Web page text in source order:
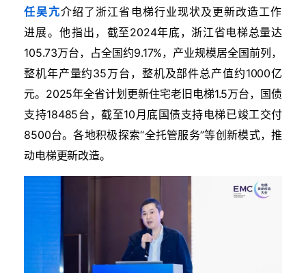
任吴亢介绍了浙江省电梯行业现状及更新改造工作
进展。他指出， 截至2024年底，浙江省电梯总量达
105.73万台，占全国约9.17%，产业规模居全国前列，
整机年产量约35万台，整机及部件总产值约1000亿
元。2025年全省计划更新住宅老旧电梯1.5万台，国债
支持18485台，截至10月底国债支持电梯已竣工交付
8500台。各地积极探索“全托管服务”等创新模式，推
动电梯更新改造。